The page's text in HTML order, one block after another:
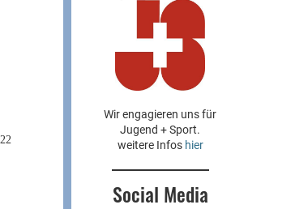
Wir engagieren uns für
Jugend + Sport.
weitere Infos hier
Social Media